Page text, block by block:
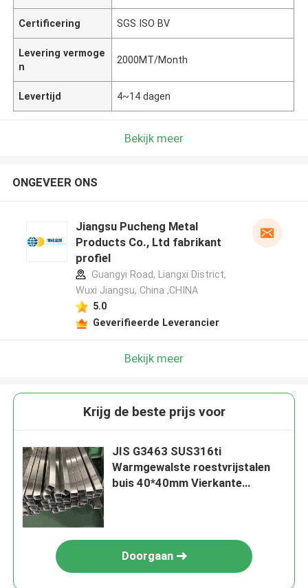
Certificering SGS ISO BV
Levering vermoge
n
2000MT/Month
Levertijd 4~14 dagen
Bekijk meer
ONGEVEER ONS
Jiangsu Pucheng Metal
Products Co., Ltd fabrikant
profiel
Guangyi Road, Liangxi District,
Wuxi Jiangsu, China ,CHINA
5.0
Geverifieerde Leverancier
Bekijk meer
Krijg de beste prijs voor
JIS G3463 SUS316ti
Warmgewalste roestvrijstalen
buis 40*40mm Vierkante
Doorgaan